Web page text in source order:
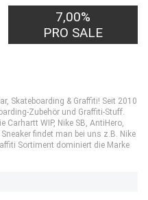
7,00%
PRO SALE
Skateboarding & Graffiti! Seit 2010
Zubehör und Graffiti-Stuff.
WIP, Nike SB, AntiHero,
findet man bei uns z.B. Nike
Sortiment dominiert die Marke